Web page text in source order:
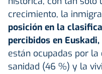
crecimiento, la
posición en la
percibidos en Euskadi,
están ocupadas por
sanidad (46 %) y la